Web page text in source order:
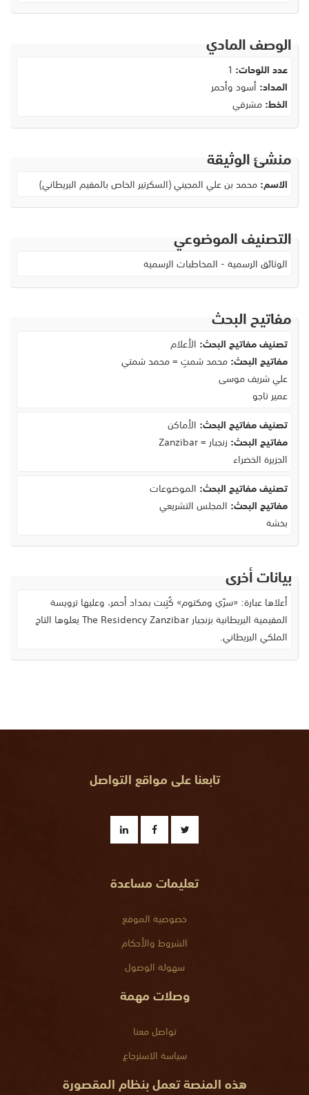
الوصف المادي
عدد اللوحات: 1
المداد: أسود وأحمر
الخط:مشرقي
منشئ الوثيقة
الاسم:محمد بن علي المجيني (السكرتير الخاص بالمقيم البريطاني)
التصنيف الموضوعي
الوثائق الرسمية - المخاطبات الرسمية
مفاتيح البحث
تصنيف مفاتيح البحث: الأعلام
مفاتيح البحث:محمد شمتِ = محمد شمتي
علي شريف موسى
عمير تاجو
تصنيف مفاتيح البحث: الأماكن
مفاتيح البحث: زنجبار = Zanzibar
الجزيرة الخضراء
تصنيف مفاتيح البحث: الموضوعات
مفاتيح البحث: المجلس التشريعي
بخشة
بيانات أخرى
أعلاها عبارة: «سرّي ومكتوم» كُتِبت بمداد أحمر، وعليها ترويسة
المقيمية البريطانية بزنجبار The Residency Zanzibar يعلوها التاج
الملكي البريطاني.
تابعنا على مواقع التواصل
تعليمات مساعدة
خصوصية الموقع
الشروط والأحكام
سهولة الوصول
وصلات مهمة
تواصل معنا
سياسة الاسترجاع
هذه المنصة تعمل بنظام المقصورة